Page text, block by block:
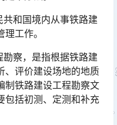
和国境内从事铁路建
工作。
察，是指根据铁路建
、评价建设场地的地质
制铁路建设工程勘察文
包括初测、定测和补充